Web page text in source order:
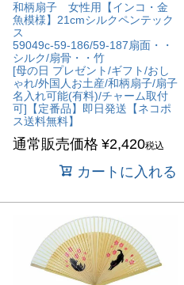
和柄扇子 女性用【インコ・金
魚模様】21cmシルクペンテック
ス
59049c-59-186/59-187扇面・・
シルク/扇骨・・竹
[母の日 プレゼント/ギフト/おし
ゃれ/外国人お土産/和柄扇子/扇子
名入れ可能(有料)/チャーム取付
可]【定番品】即日発送【ネコポ
ス送料無料】
通常販売価格 ¥2,420税込
カートに入れる